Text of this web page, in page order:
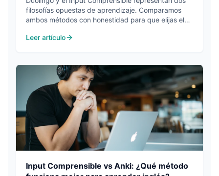
filosofías opuestas de aprendizaje. Comparamos
ambos métodos con honestidad para que elijas el
Leer artículo
Input Comprensible vs Anki: ¿Qué método